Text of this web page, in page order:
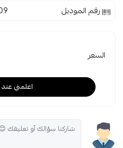
رقم الموديل
السعر
اعلمني عند